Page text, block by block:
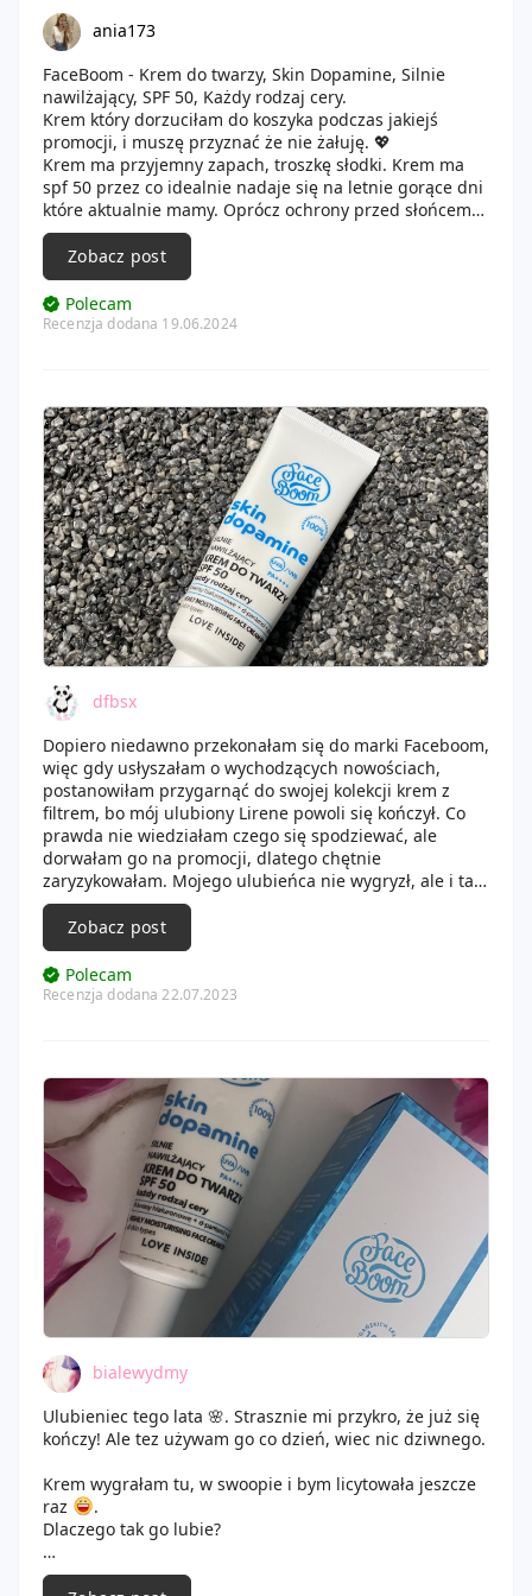
ania173
FaceBoom - Krem do twarzy, Skin Dopamine, Silnie
nawilżający, SPF 50, Każdy rodzaj cery.
Krem który dorzuciłam do koszyka podczas jakiejś
promocji, i muszę przyznać że nie żałuję. 💖
Krem ma przyjemny zapach, troszkę słodki. Krem ma
spf 50 przez co idealnie nadaje się na letnie gorące dni
które aktualnie mamy. Oprócz ochrony przed słońcem
ogromnym plusem jest to że krem świetnie nawilża
twarz. 🧴W tubce mamy 40 ml kremu i kosztuje ok 30 zł.
Zobacz post
Polecam
Recenzja dodana 19.06.2024
dfbsx
Dopiero niedawno przekonałam się do marki Faceboom,
więc gdy usłyszałam o wychodzących nowościach,
postanowiłam przygarnąć do swojej kolekcji krem z
filtrem, bo mój ulubiony Lirene powoli się kończył. Co
prawda nie wiedziałam czego się spodziewać, ale
dorwałam go na promocji, dlatego chętnie
zaryzykowałam. Mojego ulubieńca nie wygryzł, ale i tak
okazał się całkiem przyjemny. Jego sporym atutem jest
opakowanie, z tej tubki cudownie się wyciska i nie
muszę się w końcu martwić o odłamanie wieczka. Od
razu po wyciśnięciu można poczuć przepiękny zapach.
Z jeden strony owocowy, z drugiej lekko dający na myśl
szybko się wchłania i cała biel znika. Pozostawia lekkie
glow, nie jest ono nachalne, więc mi nie przeszkadza. O
dziwo, nie zapchał mnie ani razu, więc jestem z niego
zadowolona, chociaż raczej już po niego nie sięgnę, bo
wolę lżejsze kremy.
Zobacz post
Polecam
Recenzja dodana 22.07.2023
bialewydmy
Ulubieniec tego lata 🌸. Strasznie mi przykro, że już się
kończy! Ale tez używam go co dzień, wiec nic dziwnego.
Krem wygrałam tu, w swoopie i bym licytowała jeszcze
raz
.
Dlaczego tak go lubie?
* pachnie przeslicznie, delikatnie, kobieco, lekko słodko